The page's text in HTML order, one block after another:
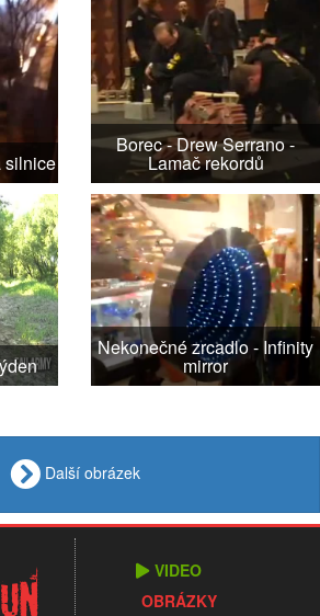
silnice
Borec - Drew Serrano -
Lamač rekordů
Nekonečné zrcadlo - Infinity
mirror
Další obrázek
VIDEO
OBRÁZKY